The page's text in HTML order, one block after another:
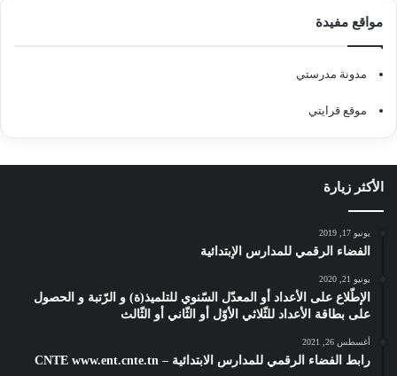
مواقع مفيدة
مدونة مدرستي
موقع قرايتي
الأكثر زيارة
يونيو 17, 2019
الفضاء الرقمي للمدارس الإبتدائية
يونيو 21, 2020
الإطّلاع على الأعداد أو المعدّل السّنوي للتلميذ(ة) و الرّتبة و الحصول
على بطاقة الأعداد للثّلاثي الأوّل أو الثّاني أو الثّالث
أغسطس 26, 2021
رابط الفضاء الرقمي للمدارس الابتدائية – CNTE www.ent.cnte.tn